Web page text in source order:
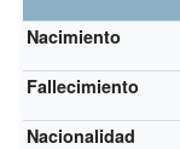
Nacimiento
Fallecimiento
Nacionalidad